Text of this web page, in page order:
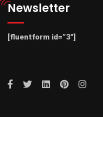
Newsletter
[fluentform id=”3″]